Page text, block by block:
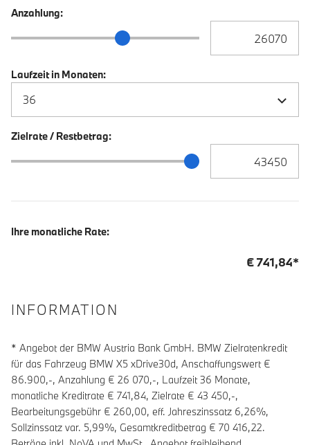
Anzahlung:
Anzahlung Schieberegler
Laufzeit in Monaten:
Zielrate / Restbetrag:
Zielrate / Restbetrag Schieberegler
Ihre monatliche Rate:
€741,84*
INFORMATION
* Angebot der BMW Austria Bank GmbH. BMW Zielratenkredit
für das Fahrzeug BMW X5 xDrive30d, Anschaffungswert €
86.900,-, Anzahlung € 26 070,-, Laufzeit36 Monate,
monatliche Kreditrate € 741,84, Zielrate € 43 450,-,
Bearbeitungsgebühr € 260,00, eff. Jahreszinssatz 6,26%,
Sollzinssatz var. 5,99%, Gesamtkreditbetrag € 70 416,22.